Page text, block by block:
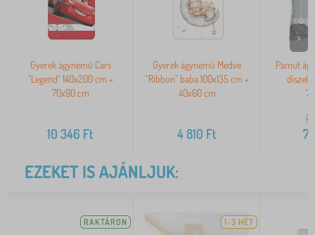
Gyerek ágynemű Cars
"Legend" 140x200 cm +
70x90 cm
10 346 Ft
Gyerek ágynemű Medve
"Ribbon" baba 100x135 cm +
40x60 cm
4 810 Ft
Pamut
díszek
9
7
>
EZEKET IS AJÁNLJUK:
RAKTÁRON 1-3 HÉT